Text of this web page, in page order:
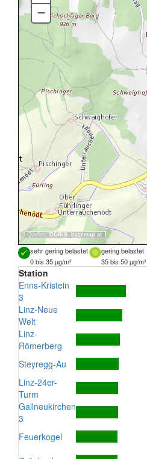
Quellen: DORIS, basemap.at
–
sehr gering belastet gering belastet
0 bis 35 µg/m³
35 bis 50 µg/m³
Station
Enns-Kristein
3
Linz-Neue
Welt
Linz-
Römerberg
Steyregg-Au
Linz-24er-
Turm
Gallneukirchen
3
Feuerkogel